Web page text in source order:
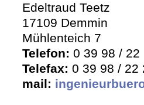
Edeltraud Teetz
17109 Demmin
Mühlenteich 7
Telefon: 0 39 98 / 22
Telefax: 0 39 98 / 22
mail: